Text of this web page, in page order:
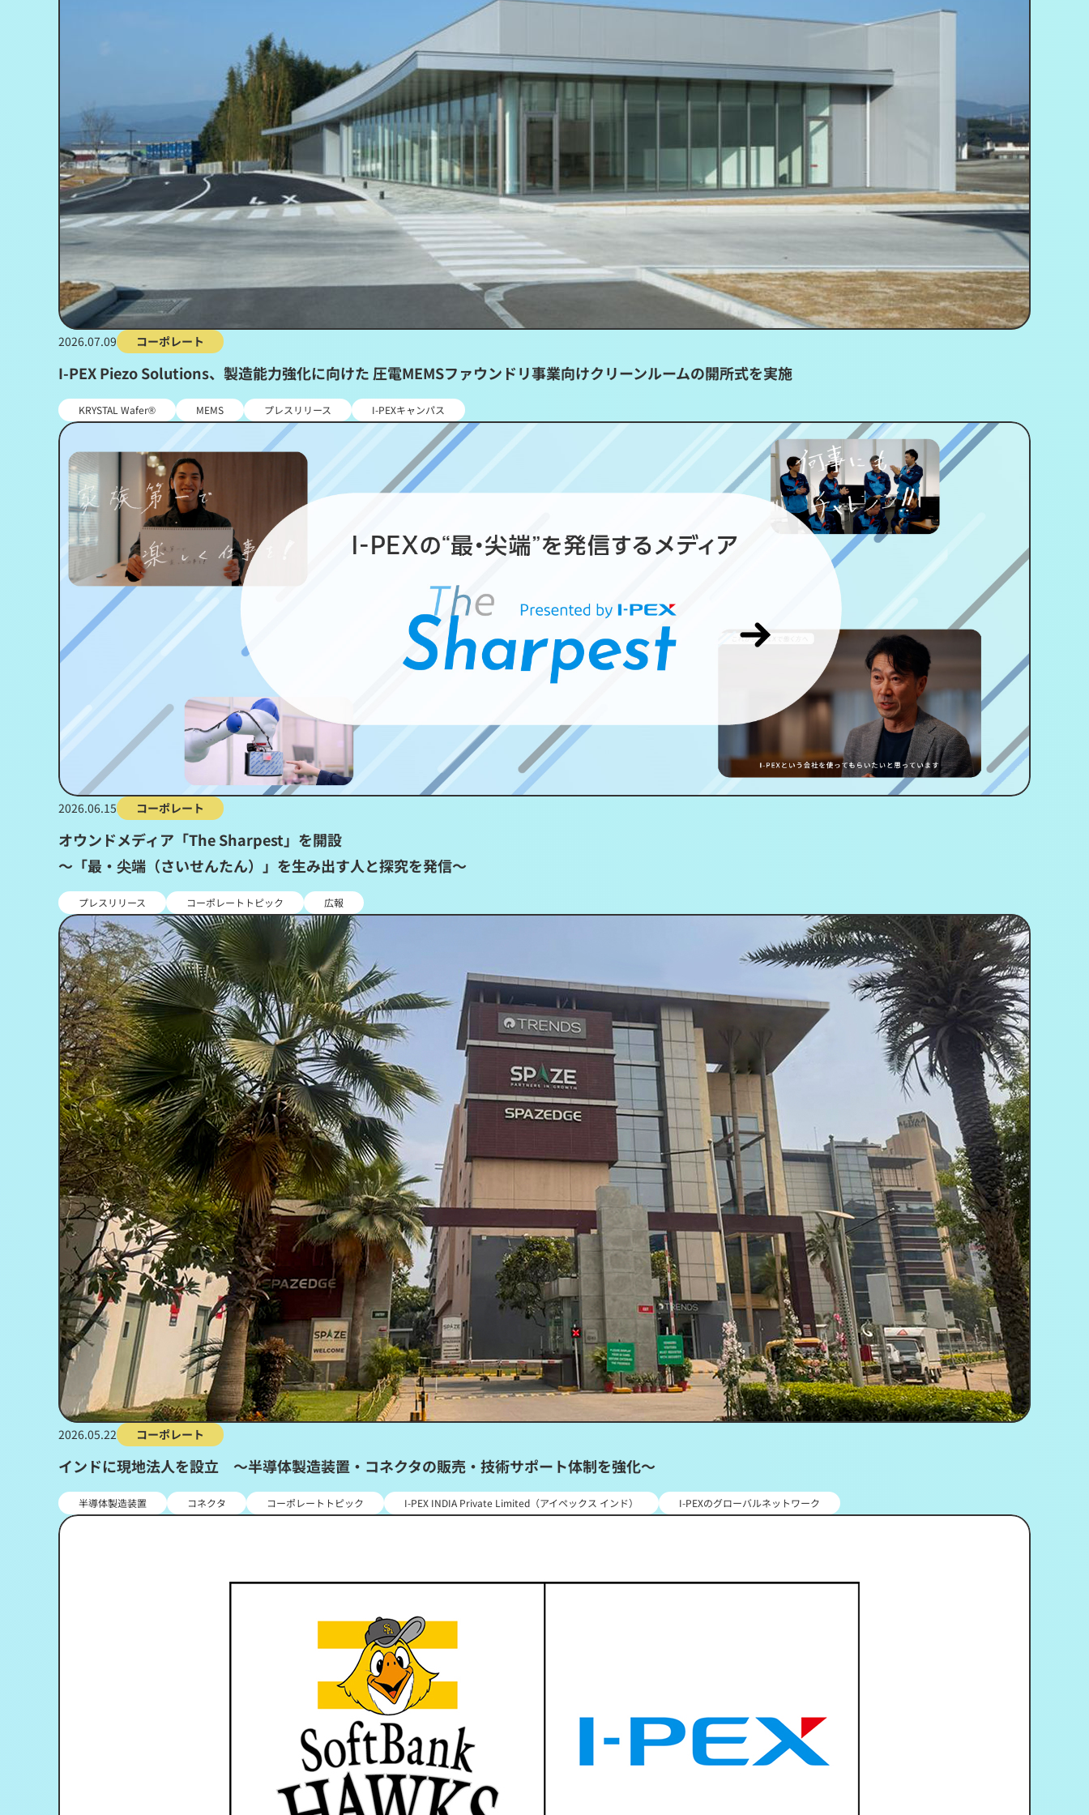
2026.07.09 コーポレート
I-PEX Piezo Solutions、製造能力強化に向けた 圧電MEMSファウンドリ事業向けクリーンルームの開所式を実施
KRYSTAL Wafer® MEMS プレスリリース I-PEXキャンパス
2026.06.15 コーポレート
オウンドメディア「The Sharpest」を開設
～「最・尖端（さいせんたん）」を生み出す人と探究を発信～
プレスリリース コーポレートトピック 広報
2026.05.22 コーポレート
インドに現地法人を設立 ～半導体製造装置・コネクタの販売・技術サポート体制を強化～
半導体製造装置 コネクタ コーポレートトピック I-PEX INDIA Private Limited（アイペックス インド） I-PEXのグローバルネットワーク